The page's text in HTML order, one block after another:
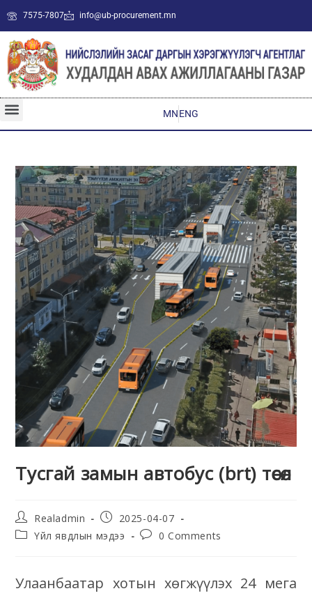
7575-7807 info@ub-procurement.mn
MNENG
Тусгай замын автобус (brt) төсөл
Realadmin
2025-04-07
Үйл явдлын мэдээ
0 Comments
Улаанбаатар хотын хөгжүүлэх 24 мега